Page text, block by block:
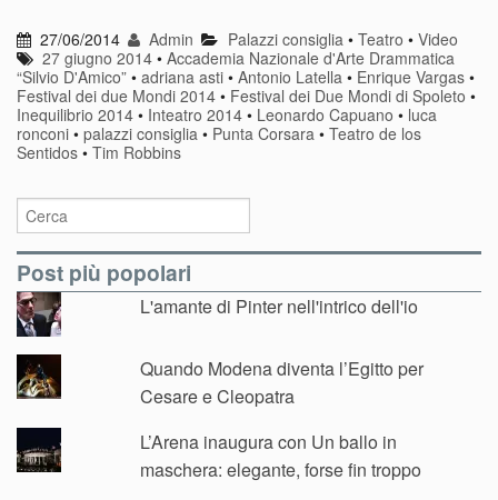
27/06/2014 Admin Palazzi consiglia • Teatro • Video
27 giugno 2014 •Accademia Nazionale d'Arte Drammatica
“Silvio D'Amico” • adriana asti • Antonio Latella • Enrique Vargas •
Festival dei due Mondi 2014 • Festival dei Due Mondi di Spoleto •
Inequilibrio 2014 • Inteatro 2014 • Leonardo Capuano • luca
ronconi • palazzi consiglia • Punta Corsara • Teatro de los
Sentidos • Tim Robbins
Post più popolari
L'amante di Pinter nell'intrico dell'io
Quando Modena diventa l’Egitto per
Cesare e Cleopatra
L’Arena inaugura con Un ballo in
maschera: elegante, forse fin troppo